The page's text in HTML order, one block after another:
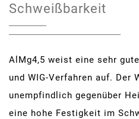
Schweißbarkeit
AlMg4,5 weist eine sehr
und WIG-Verfahren auf. Der
unempfindlich gegenüber
eine hohe Festigkeit im